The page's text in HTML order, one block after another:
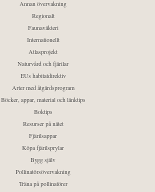
Annan övervakning
Regionalt
Faunaväkteri
Internationellt
Atlasprojekt
Naturvård och fjärilar
EUs habitatdirektiv
Arter med åtgärdsprogram
Böcker, appar, material och länktips
Boktips
Resurser på nätet
Fjärilsappar
Köpa fjärilsprylar
Bygg själv
Pollinatörsövervakning
Träna på pollinatörer